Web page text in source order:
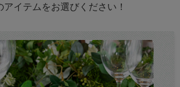
アイテムをお選びください！